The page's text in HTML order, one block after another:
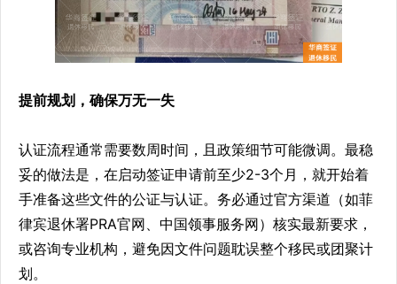
提前规划，确保万无一失
认证流程通常需要数周时间，且政策细节可能微调。最稳
妥的做法是，在启动签证申请前至少2-3个月，就开始着
手准备这些文件的公证与认证。务必通过官方渠道（如菲
律宾退休署PRA官网、中国领事服务网）核实最新要求，
或咨询专业机构，避免因文件问题耽误整个移民或团聚计
划。